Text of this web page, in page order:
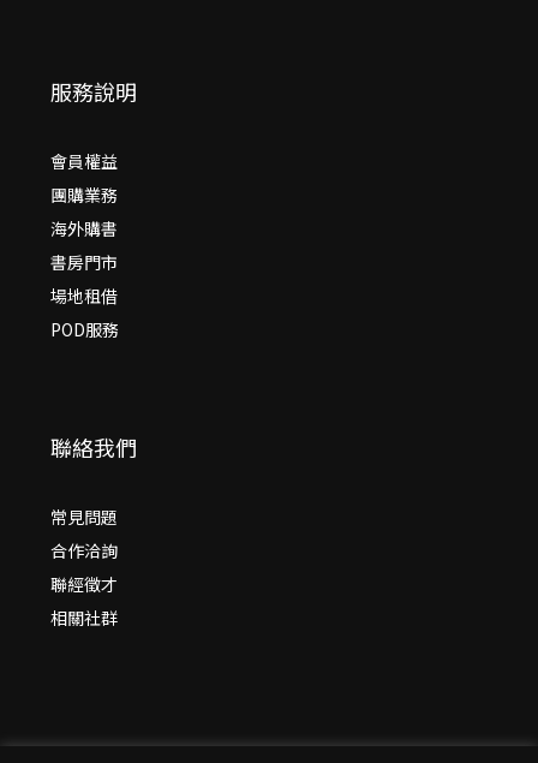
服務說明
會員權益
團購業務
海外購書
書房門市
場地租借
POD服務
聯絡我們
常見問題
合作洽詢
聯經徵才
相關社群